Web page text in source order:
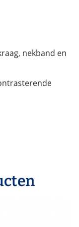
nekband en